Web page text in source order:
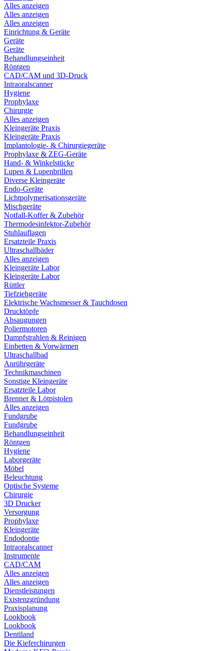
Alles anzeigen
Alles anzeigen
Alles anzeigen
Einrichtung & Geräte
Geräte
Geräte
Behandlungseinheit
Röntgen
CAD/CAM und 3D-Druck
Intraoralscanner
Hygiene
Prophylaxe
Chirurgie
Alles anzeigen
Kleingeräte Praxis
Kleingeräte Praxis
Implantologie- & Chirurgiegeräte
Prophylaxe & ZEG-Geräte
Hand- & Winkelstücke
Lupen & Lupenbrillen
Diverse Kleingeräte
Endo-Geräte
Lichtpolymerisationsgeräte
Mischgeräte
Notfall-Koffer & Zubehör
Thermodesinfektor-Zubehör
Stuhlauflagen
Ersatzteile Praxis
Ultraschallbäder
Alles anzeigen
Kleingeräte Labor
Kleingeräte Labor
Rüttler
Tiefziehgeräte
Elektrische Wachsmesser & Tauchdosen
Drucktöpfe
Absaugungen
Poliermotoren
Dampfstrahlen & Reinigen
Einbetten & Vorwärmen
Ultraschallbad
Anrührgeräte
Technikmaschinen
Sonstige Kleingeräte
Ersatzteile Labor
Brenner & Lötpistolen
Alles anzeigen
Fundgrube
Fundgrube
Behandlungseinheit
Röntgen
Hygiene
Laborgeräte
Möbel
Beleuchtung
Optische Systeme
Chirurgie
3D Drucker
Versorgung
Prophylaxe
Kleingeräte
Endodontie
Intraoralscanner
Instrumente
CAD/CAM
Alles anzeigen
Alles anzeigen
Dienstleistungen
Existenzgründung
Praxisplanung
Lookbook
Lookbook
Dentiland
Die Kieferchirurgen